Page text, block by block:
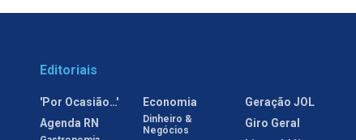
Editoriais
'Por Ocasião…'
Agenda RN
Economia
Dinheiro &
Negócios
Geração JOL
Giro Geral